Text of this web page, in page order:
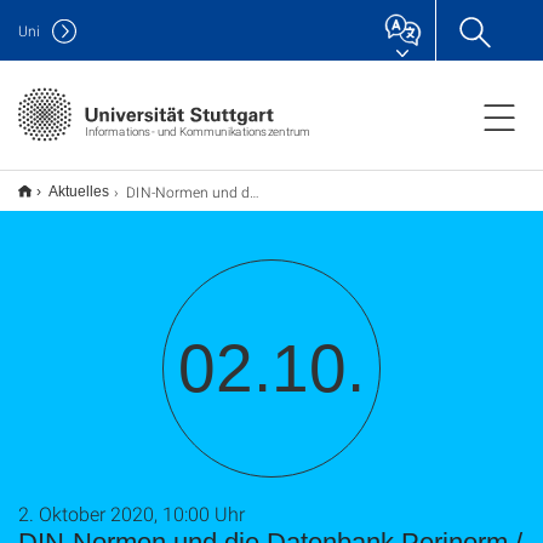
Informations- und Kommunikationszentrum
Uni
Aktuelles DIN-Normen und die Datenbank Perinorm / Vaihingen
02.10.
2. Oktober 2020, 10:00 Uhr